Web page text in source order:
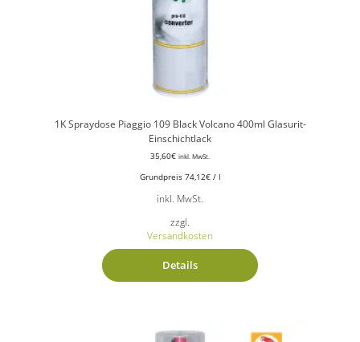
1K Spraydose Piaggio 109 Black Volcano 400ml Glasurit-
Einschichtlack
35,60€ inkl. MwSt.
Grundpreis 74,12€/ l
inkl. MwSt.
zzgl.
Versandkosten
Details